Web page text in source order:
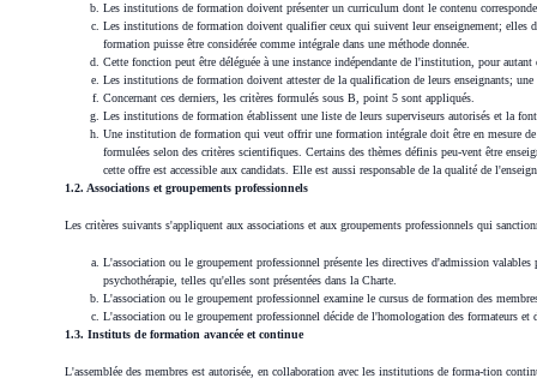
Les institutions de formation doivent présenter un curriculum dont le contenu
Les institutions de formation doivent qualifier ceux qui suivent leur enseignement; elles
formation puisse être considérée comme intégrale dans une méthode donnée.
Cette fonction peut être déléguée à une instance indépendante de l'institution, pour
Les institutions de formation doivent attester de la qualification de leurs enseignants;
Concernant ces derniers, les critères formulés sous B, point 5 sont appliqués.
Les institutions de formation établissent une liste de leurs superviseurs autorisés et la
Une institution de formation qui veut offrir une formation intégrale doit être en mesure
formulées selon des critères scientifiques. Certains des thèmes définis peu-vent être
cette offre est accessible aux candidats. Elle est aussi responsable de la qualité de
1.2. Associations et groupements professionnels
Les critères suivants s'appliquent aux associations et aux groupements professionnels qui
L'association ou le groupement professionnel présente les directives d'admission
psychothérapie, telles qu'elles sont présentées dans la Charte.
L'association ou le groupement professionnel examine le cursus de formation des
L'association ou le groupement professionnel décide de l'homologation des formateurs
1.3. Instituts de formation avancée et continue
L'assemblée des membres est autorisée, en collaboration avec les institutions de forma-tion